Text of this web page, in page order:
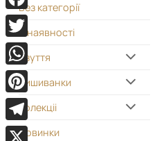
Без категорії
В наявності
Взуття
Вишиванки
Колекціі
Новинки
Facebook
Twitter
WhatsApp
Pinterest
Telegram